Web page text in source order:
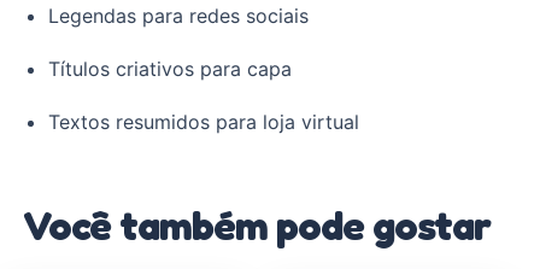
Legendas para redes sociais
Títulos criativos para capa
Textos resumidos para loja virtual
Você também pode gostar